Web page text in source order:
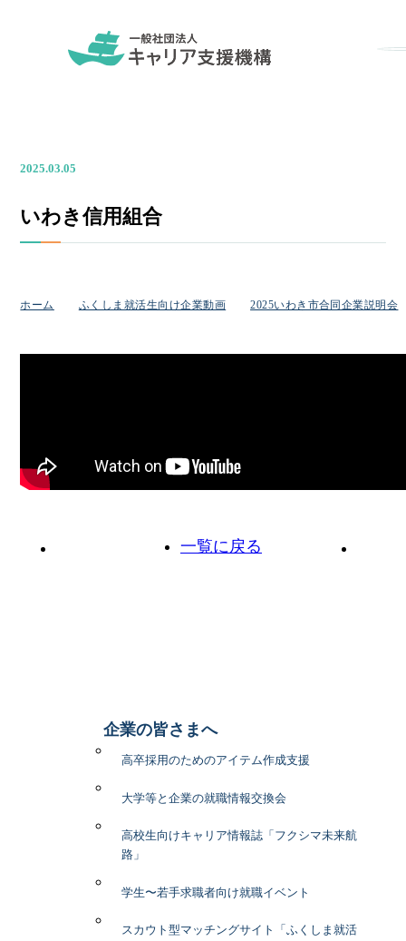
2025.03.05
いわき信用組合
ホーム ふくしま就活生向け企業動画 2025いわき市合同企業説明会
一覧に戻る
企業の皆さまへ
高卒採用のためのアイテム作成支援
大学等と企業の就職情報交換会
高校生向けキャリア情報誌「フクシマ未来航
路」
学生〜若手求職者向け就職イベント
スカウト型マッチングサイト「ふくしま就活